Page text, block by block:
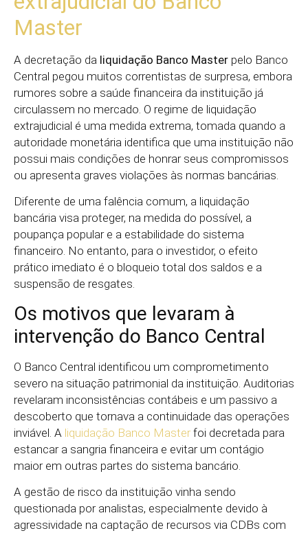
Master
A decretação da liquidação Banco Master pelo Banco
Central pegou muitos correntistas de surpresa, embora
rumores sobre a saúde financeira da instituição já
circulassem no mercado. O regime de liquidação
extrajudicial é uma medida extrema, tomada quando a
autoridade monetária identifica que uma instituição não
possui mais condições de honrar seus compromissos
ou apresenta graves violações às normas bancárias.
Diferente de uma falência comum, a liquidação
bancária visa proteger, na medida do possível, a
poupança popular e a estabilidade do sistema
financeiro. No entanto, para o investidor, o efeito
prático imediato é o bloqueio total dos saldos e a
suspensão de resgates.
Os motivos que levaram à
intervenção do Banco Central
O Banco Central identificou um comprometimento
severo na situação patrimonial da instituição. Auditorias
revelaram inconsistências contábeis e um passivo a
descoberto que tornava a continuidade das operações
inviável. A liquidação Banco Master foi decretada para
estancar a sangria financeira e evitar um contágio
maior em outras partes do sistema bancário.
A gestão de risco da instituição vinha sendo
questionada por analistas, especialmente devido à
agressividade na captação de recursos via CDBs com